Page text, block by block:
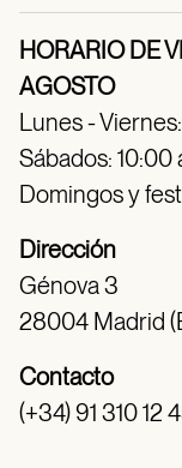
HORARIO DE
AGOSTO
Lunes -
Sábados: 10:00
Domingos y
Dirección
Génova 3
28004 Madrid
Contacto
(+34) 91 310 12